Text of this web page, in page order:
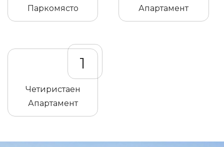
Паркомясто
Апартамент
1
Четиристаен
Апартамент